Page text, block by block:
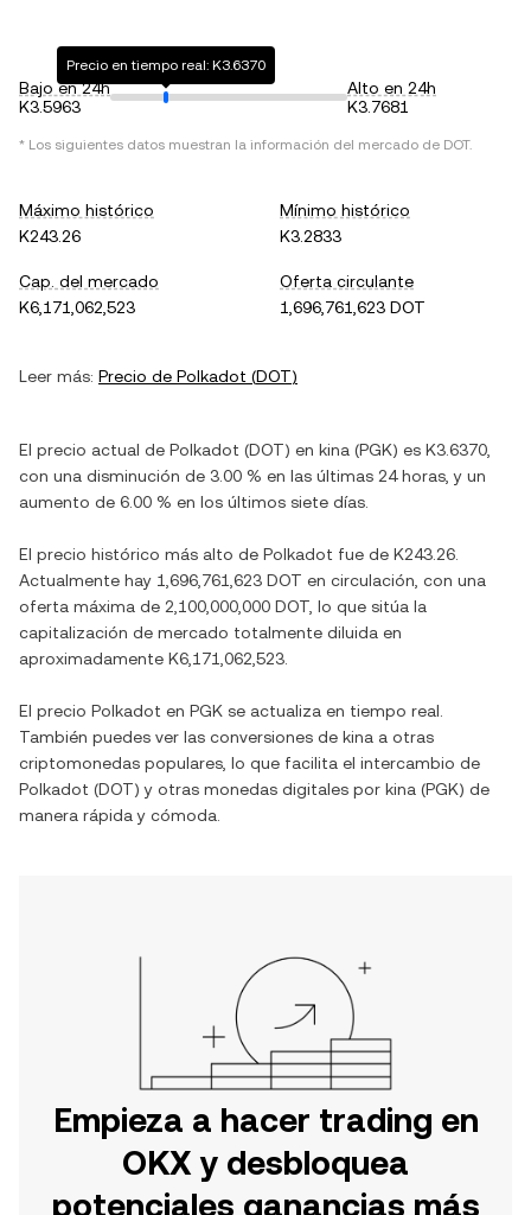
Bajo en 24h
K3.5963
Precio en tiempo real: K3.6370
Alto en 24h
K3.7681
* Los siguientes datos muestran la información del mercado de DOT.
Máximo histórico
K243.26
Mínimo histórico
K3.2833
Cap. del mercado
K6,171,062,523
Oferta circulante
1,696,761,623 DOT
Leer más: Precio de Polkadot (DOT)
El precio actual de Polkadot (DOT) en kina (PGK) es K3.6370
con una disminución de 3.00 % en las últimas 24 horas, y un
aumento de 6.00 % en los últimos siete días.
El precio histórico más alto de Polkadot fue de K243.26
Actualmente hay 1,696,761,623 DOT en circulación, con una
oferta máxima de 2,100,000,000 DOT , lo que sitúa la
capitalización de mercado totalmente diluida en
aproximadamente K6,171,062,523
El precio Polkadot en PGK se actualiza en tiempo real.
También puedes ver las conversiones de kina a otras
criptomonedas populares, lo que facilita el intercambio de
Polkadot (DOT) y otras monedas digitales por kina (PGK) de
manera rápida y cómoda.
Empieza a hacer trading en
OKX y desbloquea
potenciales ganancias más